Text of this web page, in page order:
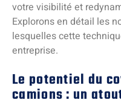
votre visibilité et
Explorons en détail les
lesquelles cette
entreprise.
Le potentiel du
camions : un